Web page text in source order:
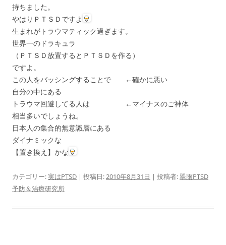
持ちました。
やはりＰＴＳＤですよ
生まれがトラウマティック過ぎます。
世界一のドラキュラ
（ＰＴＳＤ放置するとＰＴＳＤを作る）
ですよ。
この人をバッシングすることで ←確かに悪い
自分の中にある
トラウマ回避してる人は ←マイナスのご神体
相当多いでしょうね。
日本人の集合的無意識層にある
ダイナミックな
【置き換え】かな
カテゴリー:実はPTSD | 投稿日:2010年8月31日 | 投稿者:翠雨PTSD
予防＆治療研究所